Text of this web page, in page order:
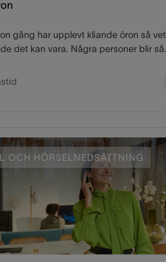
gång har upplevt kliande öron så
det kan vara. Några personer blir så
och med tandpetare i sina öron för att
att sticka in föremål i dina öron är
öron? Svaret beror på vad det är
OCH HÖRSELNEDSÄTTNING